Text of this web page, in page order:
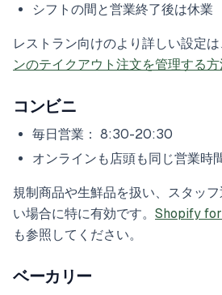
シフトの間と営業終了後は休業
レストラン向けのより詳しい設定は
ンのテイクアウト注文を管理する
コンビニ
毎日営業： 8:30-20:30
オンラインも店頭も同じ営業時
規制商品や生鮮品を扱い、スタッ
い場合に特に有効です。 Shopify
も参照してください。
ベーカリー